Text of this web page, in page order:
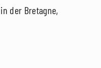
der Bretagne,